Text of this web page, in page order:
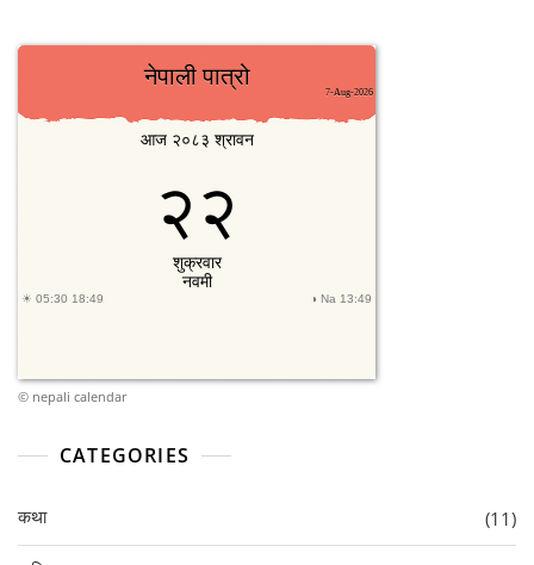
© nepali calendar
CATEGORIES
कथा (11)